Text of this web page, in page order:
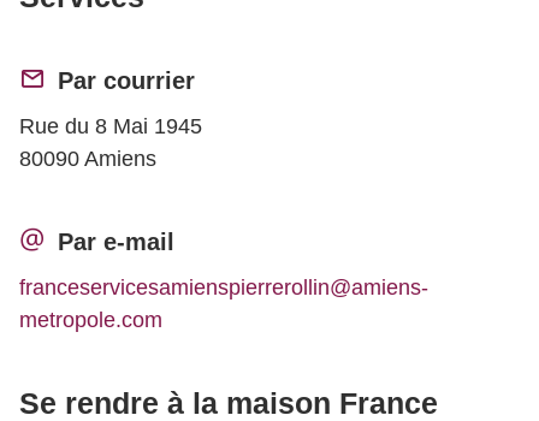
Par courrier
Rue du 8 Mai 1945
80090 Amiens
Par e-mail
franceservicesamienspierrerollin@amiens-
metropole.com
Se rendre à la maison France